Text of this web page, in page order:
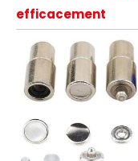
efficacement